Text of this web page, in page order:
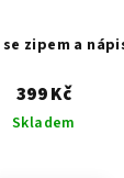
zipem a
399 Kč
Skladem